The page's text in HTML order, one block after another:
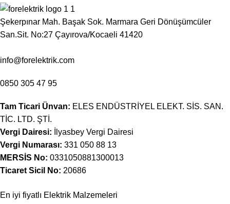
Şekerpınar Mah. Başak Sok. Marmara Geri Dönüşümcüler
San.Sit. No:27 Çayırova/Kocaeli 41420
info@forelektrik.com
0850 305 47 95
Tam Ticari Ünvan: ELES ENDÜSTRİYEL ELEKT. SİS. SAN.
TİC. LTD. ŞTİ.
Vergi Dairesi: İlyasbey Vergi Dairesi
Vergi Numarası: 331 050 88 13
MERSİS No: 0331050881300013
Ticaret Sicil No: 20686
En iyi fiyatlı Elektrik Malzemeleri